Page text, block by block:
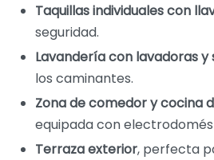
Taquillas individuales con
seguridad.
Lavandería con lavadoras y
los caminantes.
Zona de comedor y cocina
equipada con
Terraza exterior, perfecta